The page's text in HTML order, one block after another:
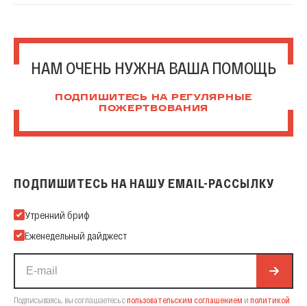
НАМ ОЧЕНЬ НУЖНА ВАША ПОМОЩЬ
ПОДПИШИТЕСЬ НА РЕГУЛЯРНЫЕ
ПОЖЕРТВОВАНИЯ
ПОДПИШИТЕСЬ НА НАШУ EMAIL-РАССЫЛКУ
Подпишитесь на нашу Email-рассылку
Утренний бриф
Еженедельный дайджест
Подписываясь, вы соглашаетесь спользовательским соглашением и политикой